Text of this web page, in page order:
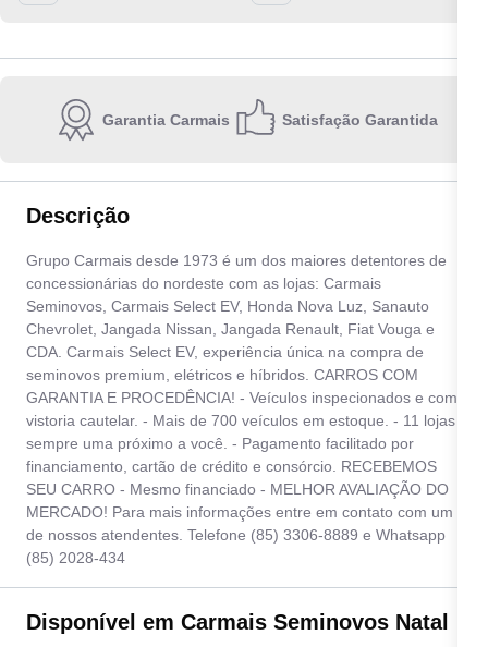
Garantia Carmais Satisfação Garantida
Descrição
Grupo Carmais desde 1973 é um dos maiores detentores de
concessionárias do nordeste com as lojas: Carmais
Seminovos, Carmais Select EV, Honda Nova Luz, Sanauto
Chevrolet, Jangada Nissan, Jangada Renault, Fiat Vouga e
CDA. Carmais Select EV, experiência única na compra de
seminovos premium, elétricos e híbridos. CARROS COM
GARANTIA E PROCEDÊNCIA! - Veículos inspecionados e com
vistoria cautelar. - Mais de 700 veículos em estoque. - 11 lojas
sempre uma próximo a você. - Pagamento facilitado por
financiamento, cartão de crédito e consórcio. RECEBEMOS
SEU CARRO - Mesmo financiado - MELHOR AVALIAÇÃO DO
MERCADO! Para mais informações entre em contato com um
de nossos atendentes. Telefone (85) 3306-8889 e Whatsapp
(85) 2028-434
Disponível em Carmais Seminovos Natal
Escolha a unidade:
Ao informar meus dados, eu concordo com aPolítica de privacidade
Enviar